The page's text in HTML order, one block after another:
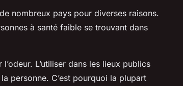
nombreux pays pour diverses raisons.
à santé faible se trouvant dans
L’utiliser dans les lieux publics
personne. C’est pourquoi la plupart